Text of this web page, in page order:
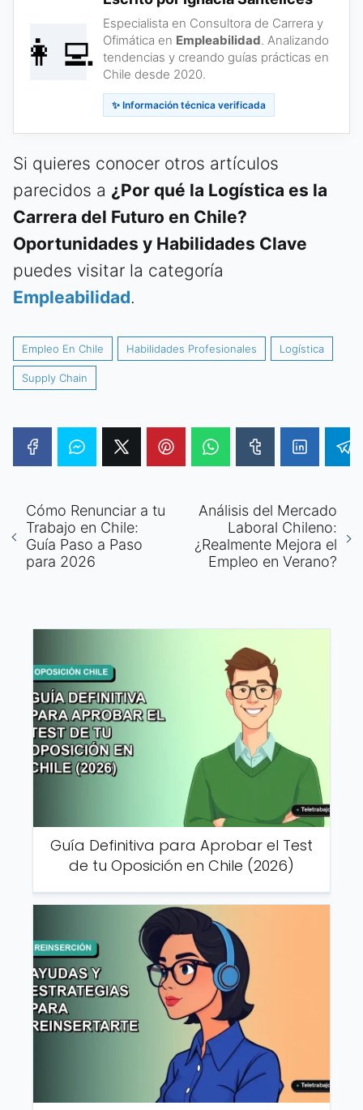
👩‍💻
Especialista en Consultora de Carrera y
Ofimática en Empleabilidad. Analizando
tendencias y creando guías prácticas en
Chile desde 2020.
✨ Información técnica verificada
Si quieres conocer otros artículos
parecidos a ¿Por qué la Logística es la
Carrera del Futuro en Chile?
Oportunidades y Habilidades Clave
puedes visitar la categoría
Empleabilidad.
Empleo En Chile Habilidades Profesionales Logística
Supply Chain
Cómo Renunciar a tu
Trabajo en Chile:
Guía Paso a Paso
para 2026
Análisis del Mercado
Laboral Chileno:
¿Realmente Mejora el
Empleo en Verano?
Guía Definitiva para Aprobar el Test
de tu Oposición en Chile (2026)